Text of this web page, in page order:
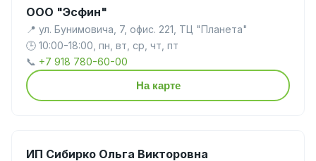
ООО "Эсфин"
📍 ул. Бунимовича, 7, офис. 221, ТЦ "Планета"
🕒 10:00-18:00, пн, вт, ср, чт, пт
📞 +7 918 780-60-00
На карте
ИП Сибирко Ольга Викторовна